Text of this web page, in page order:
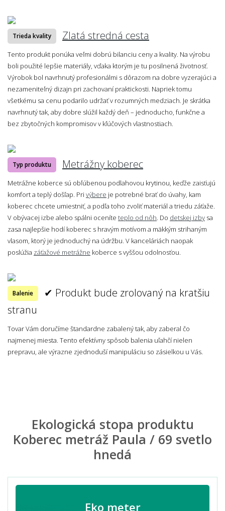
Trieda kvality Zlatá stredná cesta
Tento produkt ponúka veľmi dobrú bilanciu ceny a kvality. Na výrobu
boli použité lepšie materiály, vďaka ktorým je tu posilnená životnosť.
Výrobok bol navrhnutý profesionálmi s dôrazom na dobre vyzerajúci a
nezameniteľný dizajn pri zachovaní praktickosti. Napriek tomu
všetkému sa cenu podarilo udržať v rozumných medziach. Je skrátka
navrhnutý tak, aby dobre slúžil každý deň – jednoducho, funkčne a
bez zbytočných kompromisov v kľúčových vlastnostiach.
Typ produktu Metrážny koberec
Metrážne koberce sú obľúbenou podlahovou krytinou, keďže zaisťujú
komfort a teplý došľap. Pri výbere je potrebné brať do úvahy, kam
koberec chcete umiestniť, a podľa toho zvoliť materiál a triedu záťaže.
V obývacej izbe alebo spálni oceníte teplo od nôh . Do detskej izby sa
zasa najlepšie hodí koberec s hravým motívom a mäkkým strihaným
vlasom, ktorý je jednoduchý na údržbu. V kanceláriách naopak
poslúžia záťažové metrážne koberce s vyššou odolnosťou.
Balenie
✔ Produkt bude zrolovaný na kratšiu
stranu
Tovar Vám doručíme štandardne zabalený tak, aby zaberal čo
najmenej miesta. Tento efektívny spôsob balenia uľahčí nielen
prepravu, ale výrazne zjednoduší manipuláciu so zásielkou u Vás.
Ekologická stopa produktu
Koberec metráž Paula / 69 svetlo
hnedá
Eko meter